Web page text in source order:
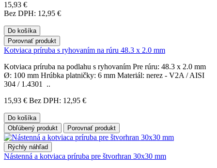
15,93 €
Bez DPH: 12,95 €
Do košíka
Porovnať produkt
Kotviaca príruba s ryhovaním na rúru 48.3 x 2.0 mm
Kotviaca príruba na podlahu s ryhovaním Pre rúru: 48.3 x 2.0 mm
Ø: 100 mm Hrúbka platničky: 6 mm Materiál: nerez - V2A / AISI
304 / 1.4301 ..
15,93 € Bez DPH: 12,95 €
Do košíka
Obľúbený produkt
Porovnať produkt
Rýchly náhľad
Nástenná a kotviaca príruba pre štvorhran 30x30 mm